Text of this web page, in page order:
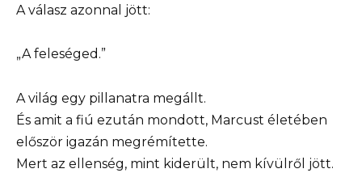
A válasz azonnal jött:
„A feleséged.”
A világ egy pillanatra megállt.
És amit a fiú ezután mondott, Marcust életében
először igazán megrémítette.
Mert az ellenség, mint kiderült, nem kívülről jött.